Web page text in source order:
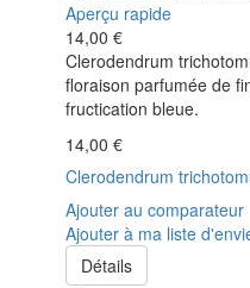
Aperçu rapide
14,00 €
Clerodendrum
floraison parfumée de
fructication bleue.
14,00 €
Clerodendrum
Ajouter au comparateur
Ajouter à ma liste
Détails